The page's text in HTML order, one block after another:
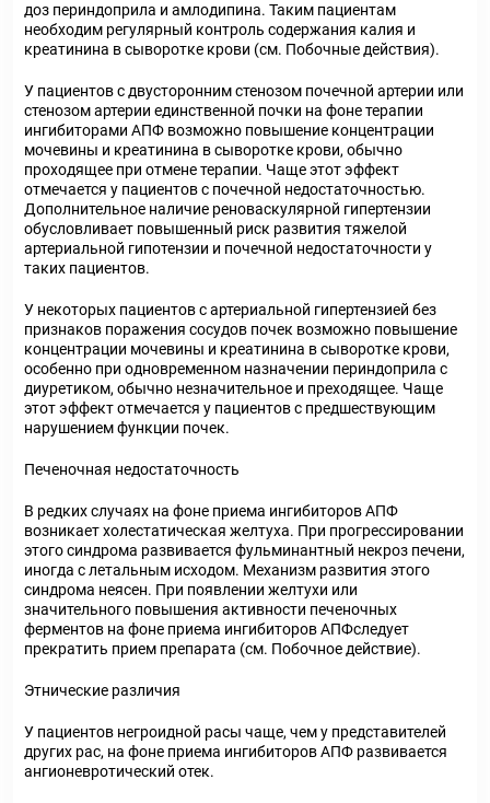
доз периндоприла и амлодипина. Таким пациентам
необходим регулярный контроль содержания калия и
креатинина в сыворотке крови (см. Побочные действия).
У пациентов с двусторонним стенозом почечной артерии или
стенозом артерии единственной почки на фоне терапии
ингибиторами АПФ возможно повышение концентрации
мочевины и креатинина в сыворотке крови, обычно
проходящее при отмене терапии. Чаще этот эффект
отмечается у пациентов с почечной недостаточностью.
Дополнительное наличие реноваскулярной гипертензии
обусловливает повышенный риск развития тяжелой
артериальной гипотензии и почечной недостаточности у
таких пациентов.
У некоторых пациентов с артериальной гипертензией без
признаков поражения сосудов почек возможно повышение
концентрации мочевины и креатинина в сыворотке крови,
особенно при одновременном назначении периндоприла с
диуретиком, обычно незначительное и преходящее. Чаще
этот эффект отмечается у пациентов с предшествующим
нарушением функции почек.
Печеночная недостаточность
В редких случаях на фоне приема ингибиторов АПФ
возникает холестатическая желтуха. При прогрессировании
этого синдрома развивается фульминантный некроз печени,
иногда с летальным исходом. Механизм развития этого
синдрома неясен. При появлении желтухи или
значительного повышения активности печеночных
ферментов на фоне приема ингибиторов АПФследует
прекратить прием препарата (см. Побочное действие).
Этнические различия
У пациентов негроидной расы чаще, чем у представителей
других рас, на фоне приема ингибиторов АПФ развивается
ангионевротический отек.